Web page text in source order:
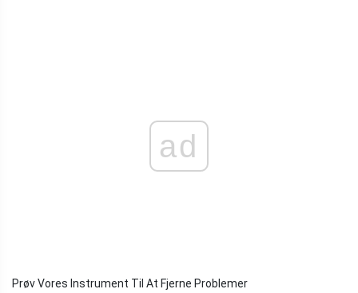
ad
Prøv Vores Instrument Til At Fjerne Problemer